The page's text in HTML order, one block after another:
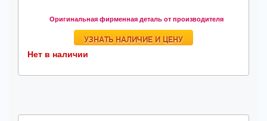
Оригинальная фирменная деталь от производителя
УЗНАТЬ НАЛИЧИЕ И ЦЕНУ
Нет в наличии